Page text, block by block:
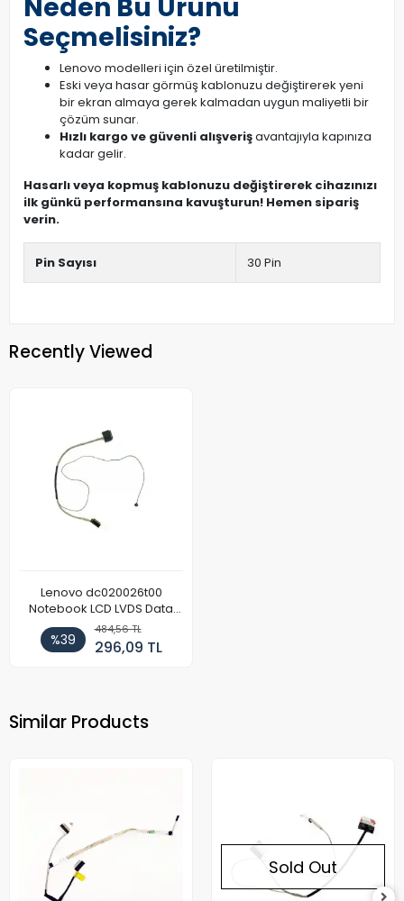
Neden Bu Ürünü
Seçmelisiniz?
Lenovo modelleri için özel üretilmiştir.
Eski veya hasar görmüş kablonuzu değiştirerek yeni
bir ekran almaya gerek kalmadan uygun maliyetli bir
çözüm sunar.
Hızlı kargo ve güvenli alışverişavantajıyla kapınıza
kadar gelir.
Hasarlı veya kopmuş kablonuzu değiştirerek cihazınızı
ilk günkü performansına kavuşturun! Hemen sipariş
verin.
Pin Sayısı 30 Pin
Recently Viewed
Lenovo dc020026t00
Notebook LCD LVDS Data
Kablosu
%39
484,56 TL
296,09 TL
Similar Products
Sold Out